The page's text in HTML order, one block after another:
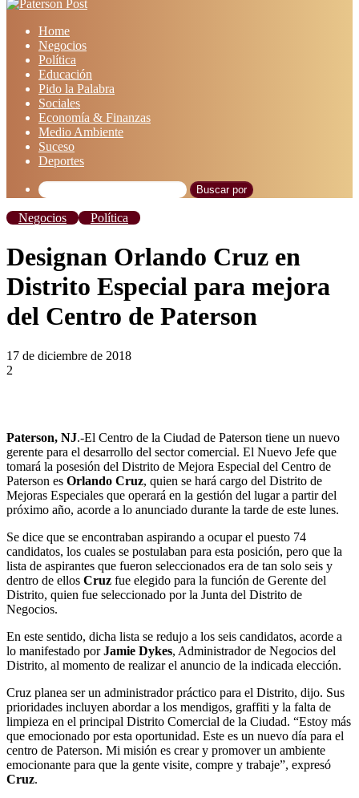
Home
Negocios
Política
Educación
Pido la Palabra
Sociales
Economía & Finanzas
Medio Ambiente
Suceso
Deportes
Buscar por
Negocios Política
Designan Orlando Cruz en
Distrito Especial para mejora
del Centro de Paterson
17 de diciembre de 2018
2
Paterson, NJ.-El Centro de la Ciudad de Paterson tiene un nuevo
gerente para el desarrollo del sector comercial. El Nuevo Jefe que
tomará la posesión del Distrito de Mejora Especial del Centro de
Paterson es Orlando Cruz, quien se hará cargo del Distrito de
Mejoras Especiales que operará en la gestión del lugar a partir del
próximo año, acorde a lo anunciado durante la tarde de este lunes.
Se dice que se encontraban aspirando a ocupar el puesto 74
candidatos, los cuales se postulaban para esta posición, pero que la
lista de aspirantes que fueron seleccionados era de tan solo seis y
dentro de ellos Cruz fue elegido para la función de Gerente del
Distrito, quien fue seleccionado por la Junta del Distrito de
Negocios.
En este sentido, dicha lista se redujo a los seis candidatos, acorde a
lo manifestado porJamie Dykes, Administrador de Negocios del
Distrito, al momento de realizar el anuncio de la indicada elección.
Cruz planea ser un administrador práctico para el Distrito, dijo. Sus
prioridades incluyen abordar a los mendigos, graffiti y la falta de
limpieza en el principal Distrito Comercial de la Ciudad. “Estoy más
que emocionado por esta oportunidad. Este es un nuevo día para el
centro de Paterson. Mi misión es crear y promover un ambiente
emocionante para que la gente visite, compre y trabaje”, expresó
Cruz.